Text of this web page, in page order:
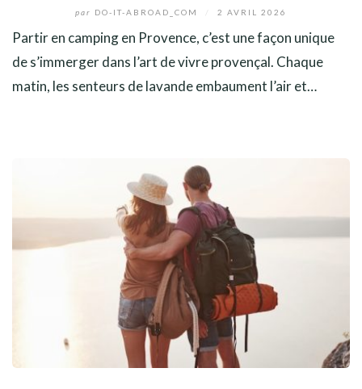
par DO-IT-ABROAD_COM 2 AVRIL 2026
Partir en camping en Provence, c’est une façon unique
de s’immerger dans l’art de vivre provençal. Chaque
matin, les senteurs de lavande embaument l’air et…